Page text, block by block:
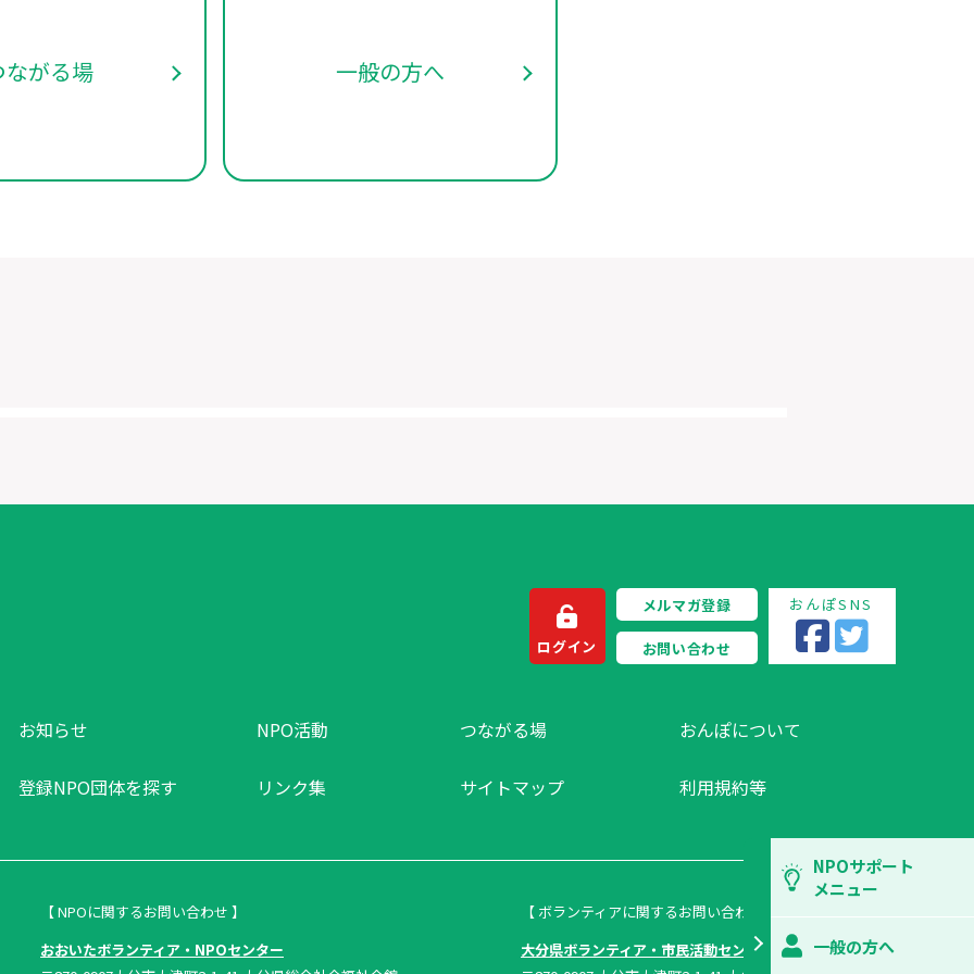
NPOサポート
メニュー
一般の方へ
ながる場 一般の方へ
ログイン
メルマガ登録
お問い合わせ
おんぽSNS
お知らせ NPO活動 つながる場 おんぽについて
登録NPO団体を探す リンク集 サイトマップ 利用規約等
【 NPOに関するお問い合わせ 】
おおいたボランティア・NPOセンター
【 ボランティアに関するお問い合わせ 】
大分県ボランティア・市民活動センター